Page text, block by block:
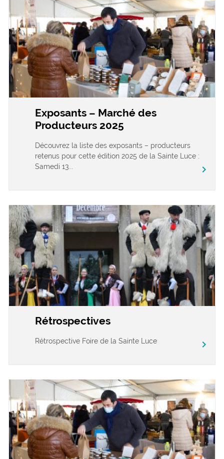
Exposants – Marché des
Producteurs 2025
Découvrez la liste des exposants – producteurs
retenus pour cette édition 2025 de la Sainte Luce :
Samedi 13...
chevron_right
Rétrospectives
Rétrospective Foire de la Sainte Luce chevron_right